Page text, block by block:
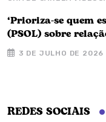
‘Prioriza-se quem
(PSOL) sobre
3 DE JULHO DE 2026
REDES SOCIAIS